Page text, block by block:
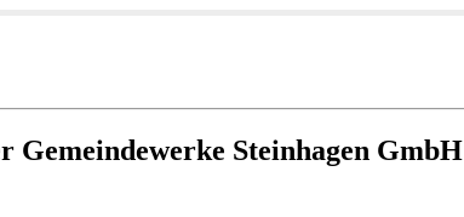
Gemeindewerke Steinhagen GmbH